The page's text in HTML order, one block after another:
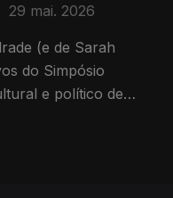
29 mai. 2026
(e de Sarah
do Simpósio
e político de